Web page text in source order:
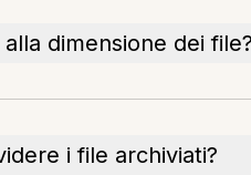
dimensione dei file?
i file archiviati?